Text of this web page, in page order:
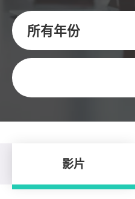
所有年份
關鍵字
影片